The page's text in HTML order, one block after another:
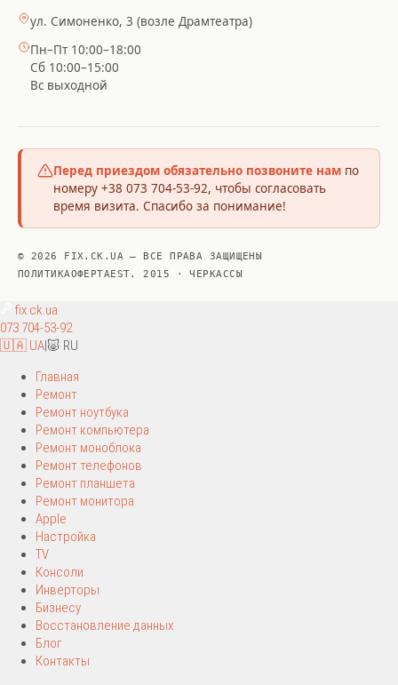
ул. Симоненко, 3 (возле Драмтеатра)
Пн–Пт 10:00–18:00
Сб 10:00–15:00
Вс выходной
Перед приездом обязательно позвоните нам по
номеру +38 073 704-53-92, чтобы согласовать
время визита. Спасибо за понимание!
© 2026 FIX.CK.UA — ВСЕ ПРАВА ЗАЩИЩЕНЫ
ПОЛИТИКАОФЕРТАEST. 2015 · ЧЕРКАССЫ
fix.ck.ua
073 704-53-92
🇺🇦 UA|🐷 RU
Главная
Ремонт
Ремонт ноутбука
Ремонт компьютера
Ремонт моноблока
Ремонт телефонов
Ремонт планшета
Ремонт монитора
Apple
Настройка
TV
Консоли
Инверторы
Бизнесу
Восстановление данных
Блог
Контакты